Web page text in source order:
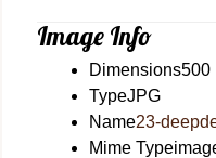
Image Info
Dimensions500
TypeJPG
Name23-
Mime Type